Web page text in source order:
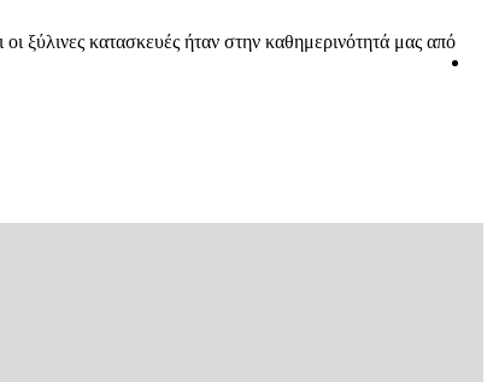
ξύλινες κατασκευές ήταν στην καθημερινότητά μας από